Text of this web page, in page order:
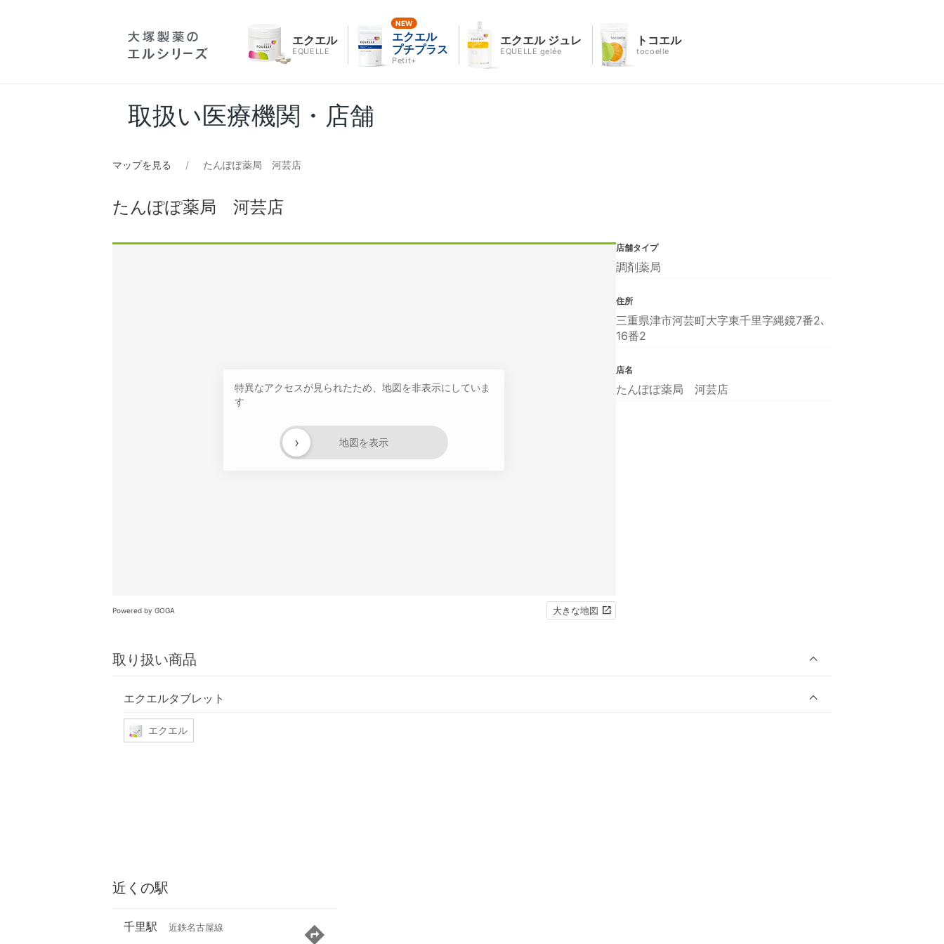
エクエル
EQUELLE
エクエル
プチプラス
Petit+
エクエル ジュレ
EQUELLE gelée
トコエル
tocoelle
取扱い医療機関・店舗
マップを見る たんぽぽ薬局 河芸店
たんぽぽ薬局 河芸店
特異なアクセスが見られたため、地図を非表示にしていま
す
地図を表示
›
Powered by GOGA 大きな地図
取り扱い商品
エクエルタブレット
エクエル
店舗タイプ
調剤薬局
住所
三重県津市河芸町大字東千里字縄鏡7番2､
16番2
店名
たんぽぽ薬局 河芸店
近くの駅
千里駅 近鉄名古屋線